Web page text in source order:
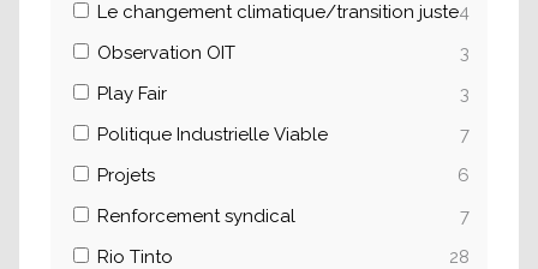
Le changement climatique/transition juste4
Observation OIT
3
Play Fair
3
Politique Industrielle Viable
7
Projets
6
Renforcement syndical
7
Rio Tinto
28